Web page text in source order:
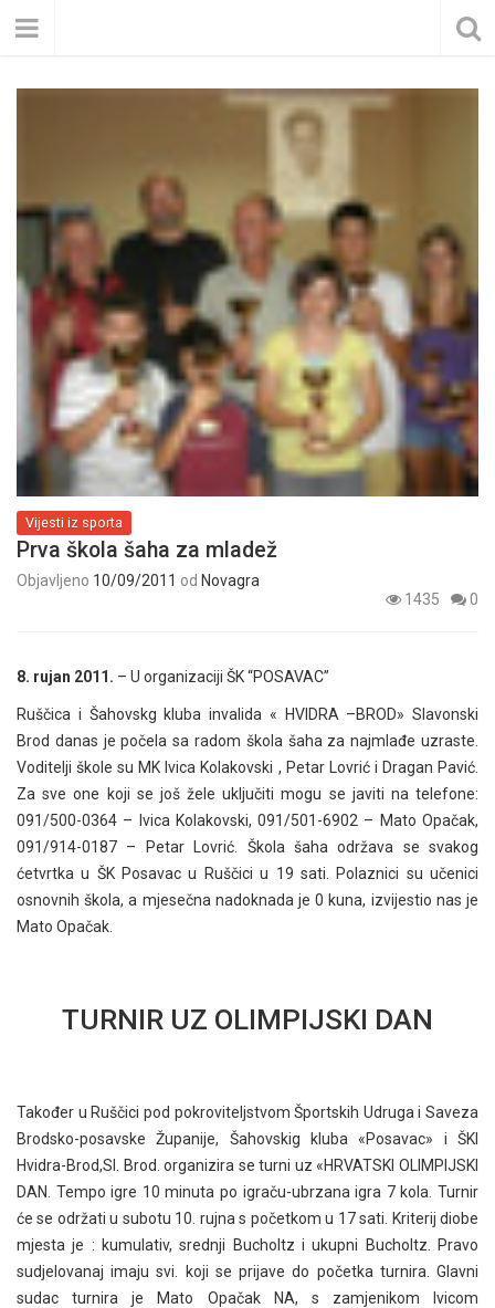
Vijesti iz sporta
Prva škola šaha za mladež
Objavljeno 10/09/2011 od Novagra
1435
0
8. rujan 2011. – U organizaciji ŠK “POSAVAC”
Ruščica i Šahovskg kluba invalida « HVIDRA –BROD» Slavonski
Brod danas je počela sa radom škola šaha za najmlađe uzraste.
Voditelji škole su MK Ivica Kolakovski , Petar Lovrić i Dragan Pavić.
Za sve one koji se još žele uključiti mogu se javiti na telefone:
091/500-0364 – Ivica Kolakovski, 091/501-6902 – Mato Opačak,
091/914-0187 – Petar Lovrić. Škola šaha održava se svakog
ćetvrtka u ŠK Posavac u Ruščici u 19 sati. Polaznici su učenici
osnovnih škola, a mjesečna nadoknada je 0 kuna, izvijestio nas je
Mato Opačak.
TURNIR UZ OLIMPIJSKI DAN
Također u Ruščici pod pokroviteljstvom Športskih Udruga i Saveza
Brodsko-posavske Županije, Šahovskig kluba «Posavac» i ŠKI
Hvidra-Brod,Sl. Brod. organizira se turni uz «HRVATSKI OLIMPIJSKI
DAN. Tempo igre 10 minuta po igraču-ubrzana igra 7 kola. Turnir
će se održati u subotu 10. rujna s početkom u 17 sati. Kriterij diobe
mjesta je : kumulativ, srednji Bucholtz i ukupni Bucholtz. Pravo
sudjelovanaj imaju svi. koji se prijave do početka turnira. Glavni
sudac turnira je Mato Opačak NA, s zamjenikom Ivicom